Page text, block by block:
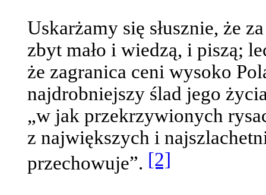
Uskarżamy się słusznie, że
zbyt mało i wiedzą, i piszą;
że zagranica ceni wysoko
najdrobniejszy ślad jego
„w jak przekrzywionych
z największych i
przechowuje”. [2]